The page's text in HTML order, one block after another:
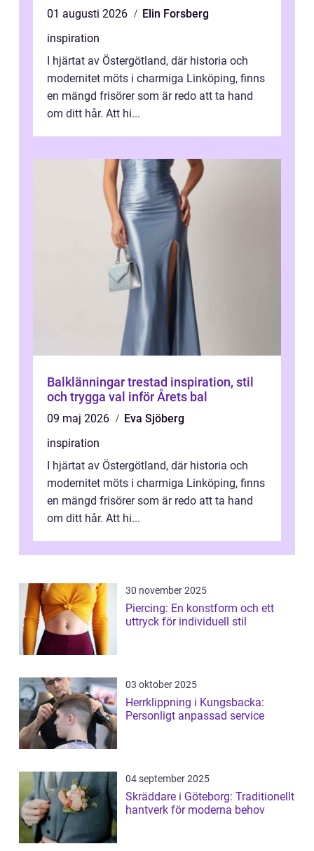
01 augusti 2026
Elin Forsberg
inspiration
I hjärtat av Östergötland, där historia och
modernitet möts i charmiga Linköping, finns
en mängd frisörer som är redo att ta hand
om ditt hår. Att hi...
Balklänningar trestad inspiration, stil
och trygga val inför Årets bal
09 maj 2026
Eva Sjöberg
inspiration
I hjärtat av Östergötland, där historia och
modernitet möts i charmiga Linköping, finns
en mängd frisörer som är redo att ta hand
om ditt hår. Att hi...
30 november 2025
Piercing: En konstform och ett
uttryck för individuell stil
03 oktober 2025
Herrklippning i Kungsbacka:
Personligt anpassad service
04 september 2025
Skräddare i Göteborg: Traditionellt
hantverk för moderna behov